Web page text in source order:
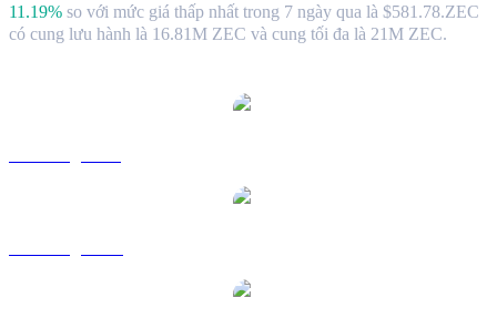
11.19% so với mức giá thấp nhất trong 7 ngày qua là $581.78.ZEC
có cung lưu hành là 16.81M ZEC và cung tối đa là 21M ZEC.